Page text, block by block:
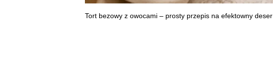
Tort bezowy z owocami – prosty przepis na efektowny deser